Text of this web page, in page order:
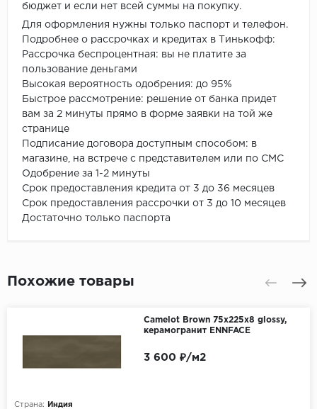
бюджет и если нет всей суммы на покупку.
Для оформления нужны только паспорт и телефон.
Подробнее о рассрочках и кредитах в Тинькофф:
Рассрочка беспроцентная: вы не платите за
пользование деньгами
Высокая вероятность одобрения: до 95%
Быстрое рассмотрение: решение от банка придет
вам за 2 минуты прямо в форме заявки на той же
странице
Подписание договора доступным способом: в
магазине, на встрече с представителем или по СМС
Одобрение за 1-2 минуты
Срок предоставления кредита от 3 до 36 месяцев
Срок предоставления рассрочки от 3 до 10 месяцев
Достаточно только паспорта
Похожие товары
Camelot Brown 75х225х8 glossy,
керамогранит ENNFACE
Страна:
Индия
3 600 ₽/м2